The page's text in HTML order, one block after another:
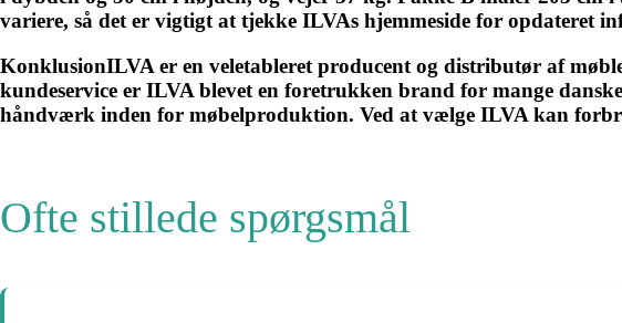
variere, så det er vigtigt at tjekke ILVAs hjemmeside for opdateret
KonklusionILVA er en veletableret producent og distributør af
kundeservice er ILVA blevet en foretrukken brand for mange
håndværk inden for møbelproduktion. Ved at vælge ILVA kan
Ofte stillede spørgsmål